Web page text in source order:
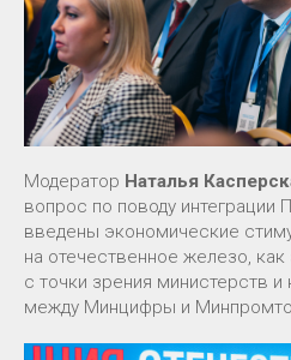
Модератор Наталья
вопрос по поводу интеграции
введены экономические
на отечественное железо,
с точки зрения министерств
между Минцифры и